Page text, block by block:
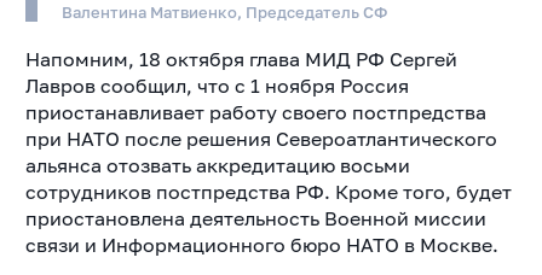
Валентина Матвиенко, Председатель СФ
Напомним, 18 октября глава МИД РФ Сергей
Лавров сообщил, что с 1 ноября Россия
приостанавливает работу своего постпредства
при НАТО после решения Североатлантического
альянса отозвать аккредитацию восьми
сотрудников постпредства РФ. Кроме того, будет
приостановлена деятельность Военной миссии
связи и Информационного бюро НАТО в Москве.